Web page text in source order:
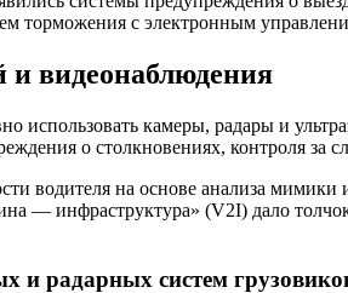
торможения с электронным
и видеонаблюдения
использовать камеры, радары и
о столкновениях, контроля
водителя на основе анализа
(V2I) дало толчок к
и радарных систем